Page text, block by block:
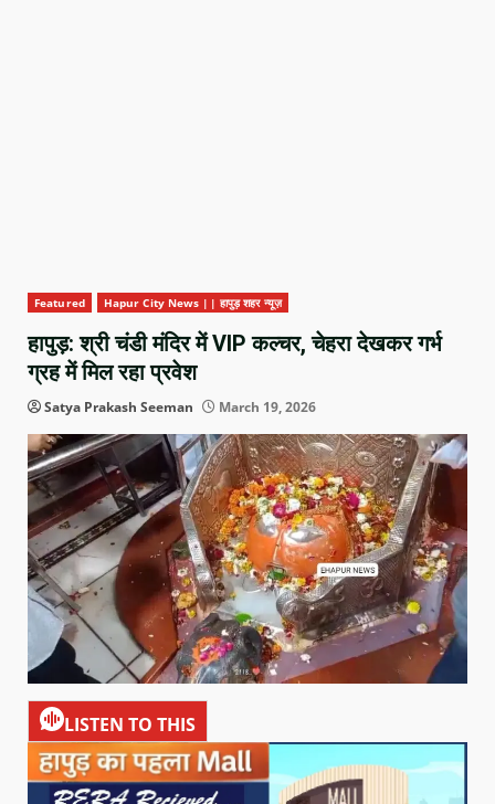
Featured Hapur City News || हापुड़ शहर न्यूज़
हापुड़: श्री चंडी मंदिर में VIP कल्चर, चेहरा देखकर गर्भ
ग्रह में मिल रहा प्रवेश
Satya Prakash Seeman March 19, 2026
LISTEN TO THIS